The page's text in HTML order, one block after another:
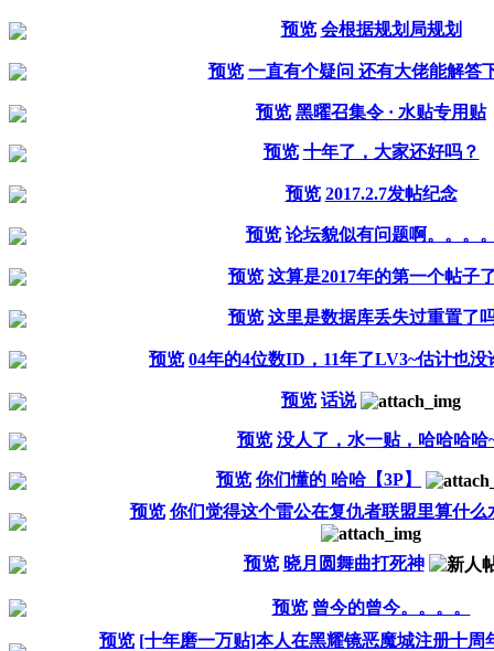
预览 会根据规划局规划
预览 一直有个疑问 还有大佬能解答
预览 黑曜召集令 · 水贴专用贴
预览 十年了，大家还好吗？
预览 2017.2.7发帖纪念
预览 论坛貌似有问题啊。。。
预览 这算是2017年的第一个帖子
预览 这里是数据库丢失过重置了
预览 04年的4位数ID，11年了LV3~估计也没
预览 话说
预览 没人了，水一贴，哈哈哈哈
预览 你们懂的 哈哈【3P】
预览 你们觉得这个雷公在复仇者联盟里算什么
预览 晓月圆舞曲打死神
预览 曾今的曾今。。。。
预览 [十年磨一万贴]本人在黑耀镜恶魔城注册十周